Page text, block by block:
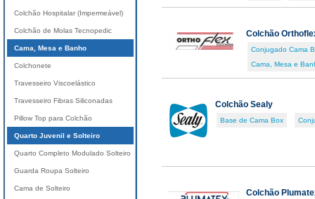
Colchão
Conjugado Cama
Cama, Mesa e
Colchão Sealy
Base de Cama Box
Colchão
Colchão Hospitalar (Impermeável)
Colchão de Molas Tecnopedic
Cama, Mesa e Banho
Colchonete
Travesseiro Viscoelástico
Travesseiro Fibras Siliconadas
Pillow Top para Colchão
Quarto Juvenil e Solteiro
Quarto Completo Modulado Solteiro
Guarda Roupa Solteiro
Cama de Solteiro